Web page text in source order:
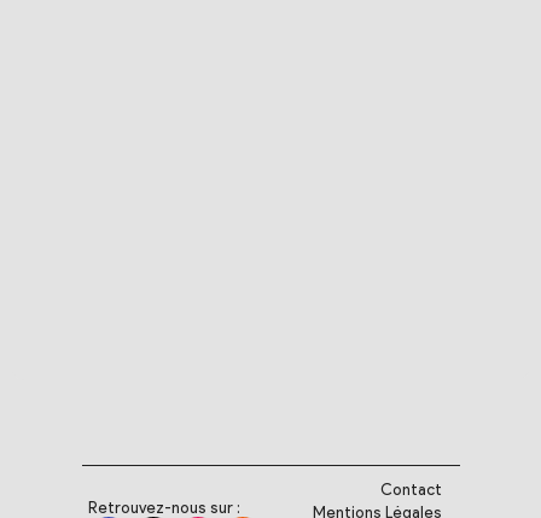
Retrouvez-nous sur :
Contact
Mentions Légales